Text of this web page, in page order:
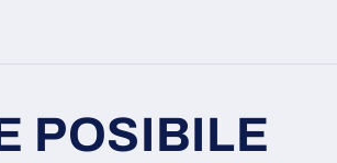
POSIBILE